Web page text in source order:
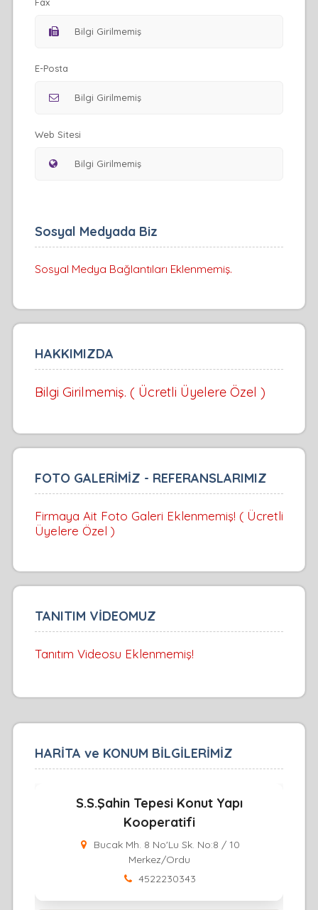
Fax
E-Posta
Web Sitesi
Sosyal Medyada Biz
Sosyal Medya Bağlantıları Eklenmemiş.
HAKKIMIZDA
Bilgi Girilmemiş. ( Ücretli Üyelere Özel )
FOTO GALERİMİZ - REFERANSLARIMIZ
Firmaya Ait Foto Galeri Eklenmemiş! ( Ücretli
Üyelere Özel )
TANITIM VİDEOMUZ
Tanıtım Videosu Eklenmemiş!
HARİTA ve KONUM BİLGİLERİMİZ
S.S.Şahin Tepesi Konut Yapı
Kooperatifi
Bucak Mh. 8 No'Lu Sk. No:8 / 10
Merkez/Ordu
4522230343